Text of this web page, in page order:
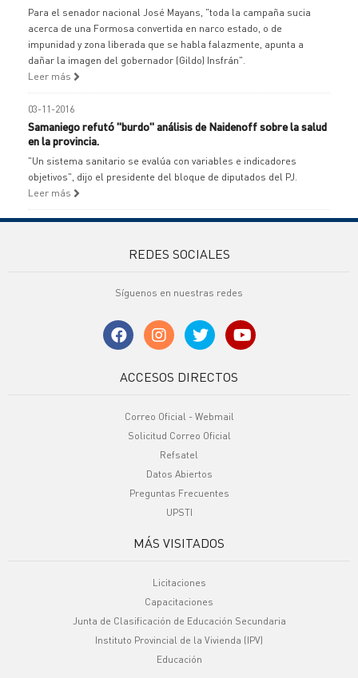
Para el senador nacional José Mayans, "toda la campaña sucia
acerca de una Formosa convertida en narco estado, o de
impunidad y zona liberada que se habla falazmente, apunta a
dañar la imagen del gobernador (Gildo) Insfrán".
Leer más
03-11-2016
Samaniego refutó "burdo" análisis de Naidenoff sobre la salud
en la provincia.
"Un sistema sanitario se evalúa con variables e indicadores
objetivos", dijo el presidente del bloque de diputados del PJ.
Leer más
REDES SOCIALES
Síguenos en nuestras redes
ACCESOS DIRECTOS
Correo Oficial - Webmail
Solicitud Correo Oficial
Refsatel
Datos Abiertos
Preguntas Frecuentes
UPSTI
MÁS VISITADOS
Licitaciones
Capacitaciones
Junta de Clasificación de Educación Secundaria
Instituto Provincial de la Vivienda (IPV)
Educación